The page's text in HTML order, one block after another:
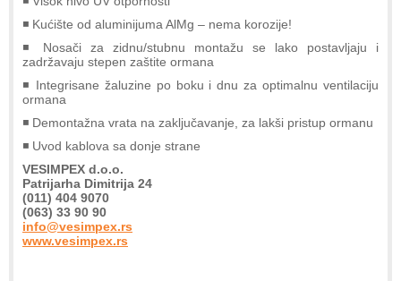
◾ Kućište od aluminijuma AlMg – nema korozije!
◾ Nosači za zidnu/stubnu montažu se lako postavljaju i
zadržavaju stepen zaštite ormana
◾ Integrisane žaluzine po boku i dnu za optimalnu ventilaciju
ormana
◾ Demontažna vrata na zaključavanje, za lakši pristup ormanu
◾ Uvod kablova sa donje strane
VESIMPEX d.o.o.
Patrijarha Dimitrija 24
(011) 404 9070
(063) 33 90 90
info@vesimpex.rs
www.vesimpex.rs